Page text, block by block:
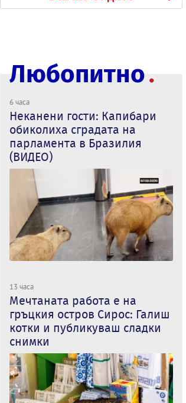
Любопитно
6 часа
Неканени гости: Капибари
обиколиха сградата на
парламента в Бразилия
(ВИДЕО)
13 часа
Мечтаната работа е на
гръцкия остров Сирос: Галиш
котки и публикуваш сладки
снимки